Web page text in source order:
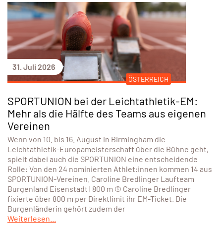
31. Juli 2026
ÖSTERREICH
SPORTUNION bei der Leichtathletik-EM:
Mehr als die Hälfte des Teams aus eigenen
Vereinen
Wenn von 10. bis 16. August in Birmingham die
Leichtathletik-Europameisterschaft über die Bühne geht,
spielt dabei auch die SPORTUNION eine entscheidende
Rolle: Von den 24 nominierten Athlet:innen kommen 14 aus
SPORTUNION-Vereinen. Caroline Bredlinger Laufteam
Burgenland Eisenstadt | 800 m © Caroline Bredlinger
fixierte über 800 m per Direktlimit ihr EM-Ticket. Die
Burgenländerin gehört zudem der
Weiterlesen...